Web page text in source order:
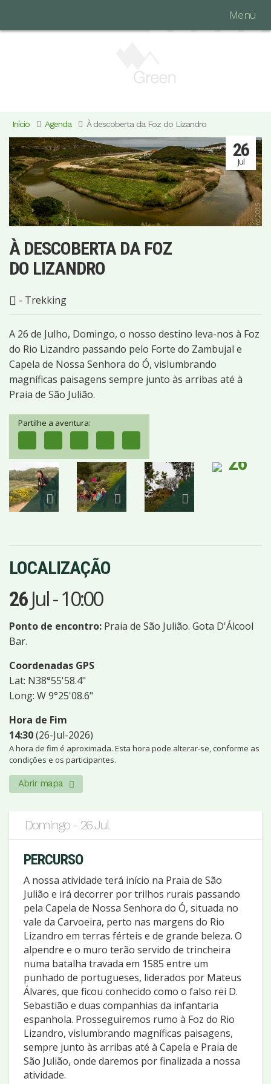
Menu
Início Agenda À descoberta da Foz do Lizandro
À DESCOBERTA DA FOZ
DO LIZANDRO
26
Jul
- Trekking
A 26 de Julho, Domingo, o nosso destino leva-nos à Foz
do Rio Lizandro passando pelo Forte do Zambujal e
Capela de Nossa Senhora do Ó, vislumbrando
magníficas paisagens sempre junto às arribas até à
Praia de São Julião.
Partilhe a aventura:
26
IMAGENS
LOCALIZAÇÃO
26 Jul-10:00
Ponto de encontro: Praia de São Julião. Gota D'Álcool
Bar.
Coordenadas GPS
Lat: N38°55'58.4"
Long: W 9°25'08.6"
Hora de Fim
14:30(26-Jul-2026)
A hora de fim é aproximada. Esta hora pode alterar-se, conforme as
condições e os participantes.
Abrir mapa
Domingo - 26 Jul
PERCURSO
A nossa atividade terá início na Praia de São
Julião e irá decorrer por trilhos rurais passando
pela Capela de Nossa Senhora do Ó, situada no
vale da Carvoeira, perto nas margens do Rio
Lizandro em terras férteis e de grande beleza. O
alpendre e o muro terão servido de trincheira
numa batalha travada em 1585 entre um
punhado de portugueses, liderados por Mateus
Álvares, que ficou conhecido como o falso rei D.
Sebastião e duas companhias da infantaria
espanhola. Prosseguiremos rumo à Foz do Rio
Lizandro, vislumbrando magníficas paisagens,
sempre junto às arribas até à Capela e Praia de
São Julião, onde daremos por finalizada a nossa
atividade.